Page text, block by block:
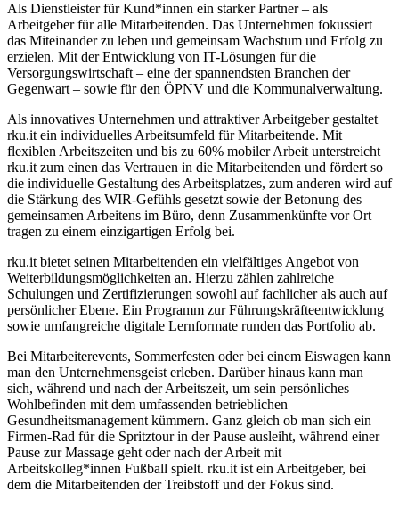
Als Dienstleister für Kund*innen ein starker Partner – als
Arbeitgeber für alle Mitarbeitenden. Das Unternehmen fokussiert
das Miteinander zu leben und gemeinsam Wachstum und Erfolg zu
erzielen. Mit der Entwicklung von IT-Lösungen für die
Versorgungswirtschaft – eine der spannendsten Branchen der
Gegenwart – sowie für den ÖPNV und die Kommunalverwaltung.
Als innovatives Unternehmen und attraktiver Arbeitgeber gestaltet
rku.it ein individuelles Arbeitsumfeld für Mitarbeitende. Mit
flexiblen Arbeitszeiten und bis zu 60% mobiler Arbeit unterstreicht
rku.it zum einen das Vertrauen in die Mitarbeitenden und fördert so
die individuelle Gestaltung des Arbeitsplatzes, zum anderen wird auf
die Stärkung des WIR-Gefühls gesetzt sowie der Betonung des
gemeinsamen Arbeitens im Büro, denn Zusammenkünfte vor Ort
tragen zu einem einzigartigen Erfolg bei.
rku.it bietet seinen Mitarbeitenden ein vielfältiges Angebot von
Weiterbildungsmöglichkeiten an. Hierzu zählen zahlreiche
Schulungen und Zertifizierungen sowohl auf fachlicher als auch auf
persönlicher Ebene. Ein Programm zur Führungskräfteentwicklung
sowie umfangreiche digitale Lernformate runden das Portfolio ab.
Bei Mitarbeiterevents, Sommerfesten oder bei einem Eiswagen kann
man den Unternehmensgeist erleben. Darüber hinaus kann man
sich, während und nach der Arbeitszeit, um sein persönliches
Wohlbefinden mit dem umfassenden betrieblichen
Gesundheitsmanagement kümmern. Ganz gleich ob man sich ein
Firmen-Rad für die Spritztour in der Pause ausleiht, während einer
Pause zur Massage geht oder nach der Arbeit mit
Arbeitskolleg*innen Fußball spielt. rku.it ist ein Arbeitgeber, bei
dem die Mitarbeitenden der Treibstoff und der Fokus sind.